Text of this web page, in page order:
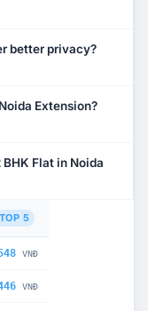
better privacy?
Extension?
Flat in Noida
TOP 5
VNĐ
VNĐ